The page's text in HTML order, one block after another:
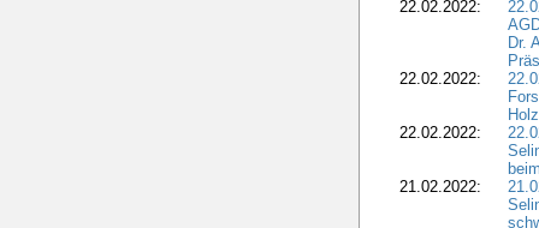
22.02.2022:
Dr.
22.02.2022:
22.02.2022:
21.02.2022: